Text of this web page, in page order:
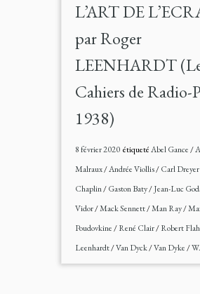
L’ART DE
par Roger
LEENHARDT
Cahiers de Radio-
1938)
8 février 2020 étiquetéAbel Gance/
Malraux/Andrée Viollis/Carl
Chaplin/Gaston Baty/Jean-Luc
Vidor/Mack Sennett/Man Ray/
Poudovkine/René Clair/Robert
Leenhardt/Van Dyck/Van Dyke/